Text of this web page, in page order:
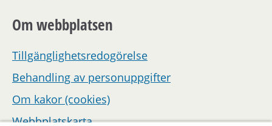
Om webbplatsen
Tillgänglighetsredogörelse
Behandling av personuppgifter
Om kakor (cookies)
Webbplatskarta